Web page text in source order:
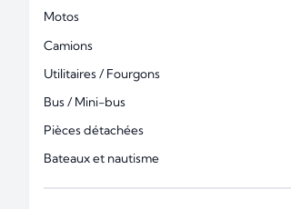
Motos
Camions
Utilitaires / Fourgons
Bus / Mini-bus
Pièces détachées
Bateaux et nautisme